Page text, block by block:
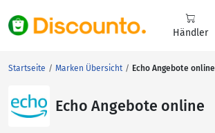
Händler
Startseite Marken Übersicht Echo Angebote online
Echo Angebote online